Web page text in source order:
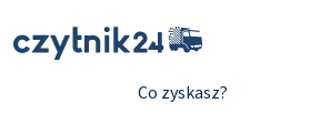
Co zyskasz?